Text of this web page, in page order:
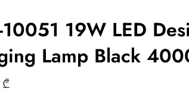
10051 19W LED
Lamp Black
₾